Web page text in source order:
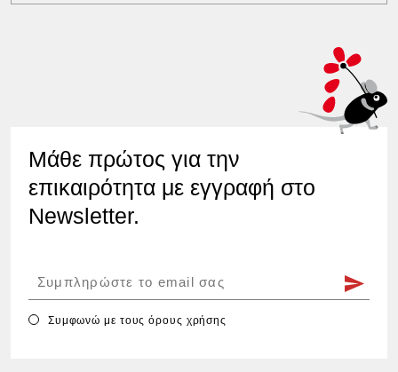
Μάθε πρώτος για την
επικαιρότητα με εγγραφή στο
Newsletter.
Συμφωνώ με τουςόρους χρήσης